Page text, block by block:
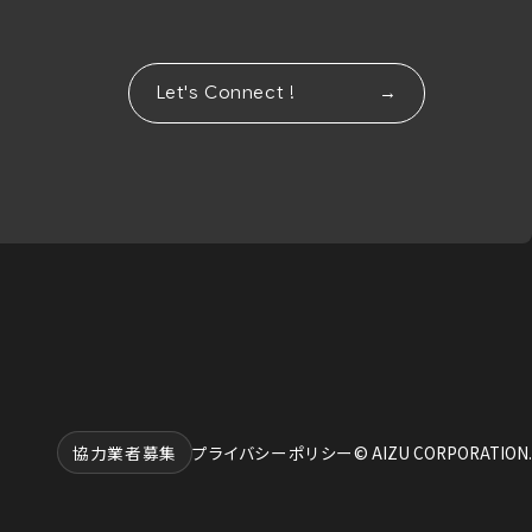
Let's Connect !
協力業者募集 プライバシーポリシー© AIZU CORPORATION.